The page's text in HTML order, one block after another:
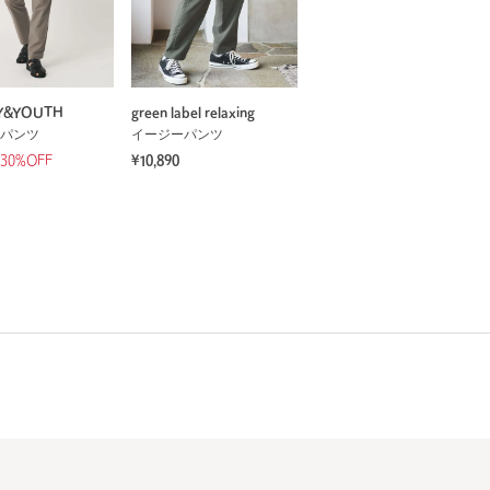
ンツ
30%OFF
green label relaxing
イージーパンツ
¥10,890